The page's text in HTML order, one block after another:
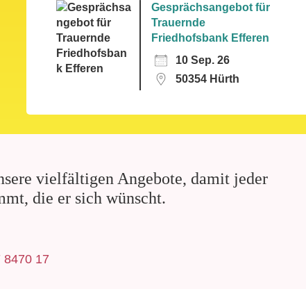
Gesprächsangebot für
Trauernde
Friedhofsbank Efferen
10 Sep. 26
50354 Hürth
vielfältigen Angebote, damit jeder
die er sich wünscht.
8470 17